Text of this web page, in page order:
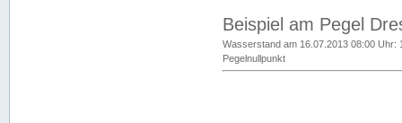
Beispiel am Pegel
Wasserstand am 16.07.2013 08:00 Uhr:
Pegelnullpunkt